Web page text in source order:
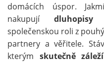
domácích úspor.
nakupují dluhopisy
společenskou roli z
partnery a věřitele.
kterým skutečně